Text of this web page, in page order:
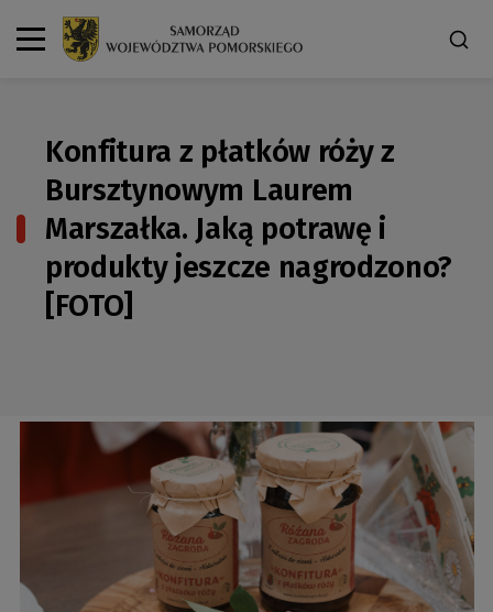
Konfitura z płatków róży z
Bursztynowym Laurem
Marszałka. Jaką potrawę i
produkty jeszcze nagrodzono?
[FOTO]